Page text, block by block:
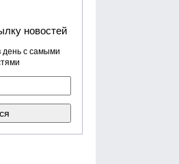
новостей
день с самыми